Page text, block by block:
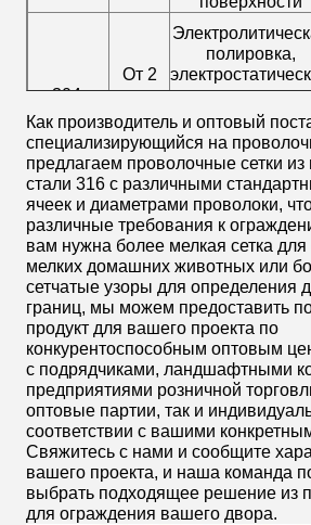
304,
316,316Л
От 2
меш до
500
меш
полировка,
порошковое
покрытие,
пассивация
волочением
проволоки.
Как производитель и оптовый
специализирующийся на
предлагаем проволочные сетки
стали 316 с различными
ячеек и диаметрами проволоки,
различные требования к
вам нужна более мелкая сетка
мелких домашних животных или
сетчатые узоры для определения
границ, мы можем предоставить
продукт для вашего проекта по
конкурентоспособным оптовым
с подрядчиками, ландшафтными
предприятиями розничной
оптовые партии, так и
соответствии с вашими
Свяжитесь с нами и сообщите
вашего проекта, и наша команда
выбрать подходящее решение из
для ограждения вашего двора.